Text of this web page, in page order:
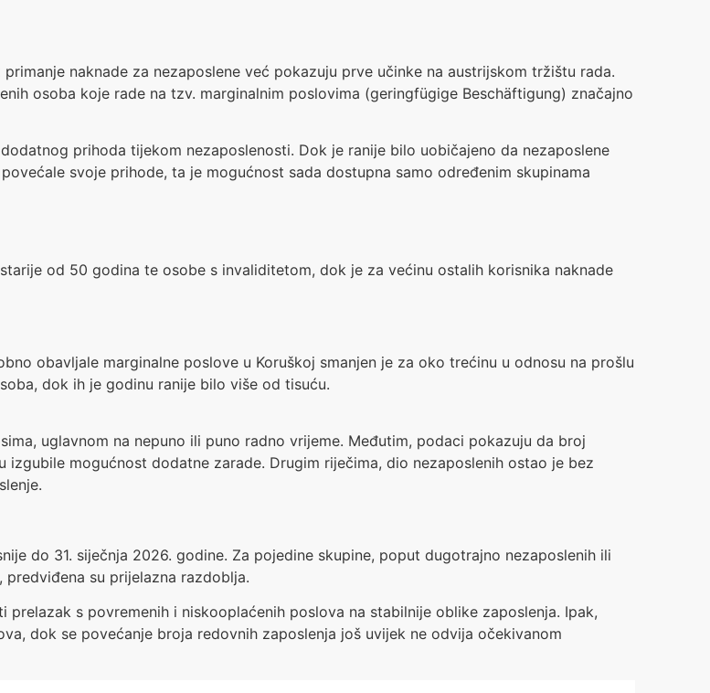
naknade za nezaposlene već pokazuju prve učinke na austrijskom tržištu rada.
osoba koje rade na tzv. marginalnim poslovima (geringfügige Beschäftigung) značajno
prihoda tijekom nezaposlenosti. Dok je ranije bilo uobičajeno da nezaposlene
svoje prihode, ta je mogućnost sada dostupna samo određenim skupinama
od 50 godina te osobe s invaliditetom, dok je za većinu ostalih korisnika naknade
obavljale marginalne poslove u Koruškoj smanjen je za oko trećinu u odnosu na prošlu
dok ih je godinu ranije bilo više od tisuću.
uglavnom na nepuno ili puno radno vrijeme. Međutim, podaci pokazuju da broj
mogućnost dodatne zarade. Drugim riječima, dio nezaposlenih ostao je bez
do 31. siječnja 2026. godine. Za pojedine skupine, poput dugotrajno nezaposlenih ili
su prijelazna razdoblja.
s povremenih i niskooplaćenih poslova na stabilnije oblike zaposlenja. Ipak,
dok se povećanje broja redovnih zaposlenja još uvijek ne odvija očekivanom